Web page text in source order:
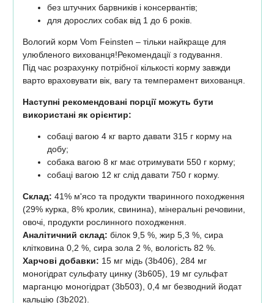
без штучних барвників і консервантів;
для дорослих собак від 1 до 6 років.
Вологий корм Vom Feinsten – тільки найкраще для
улюбленого вихованця!Рекомендації з годування.
Під час розрахунку потрібної кількості корму завжди
варто враховувати вік, вагу та темперамент вихованця.
Наступні рекомендовані порції можуть бути
використані як орієнтир:
собаці вагою 4 кг варто давати 315 г корму на
добу;
собака вагою 8 кг має отримувати 550 г корму;
собаці вагою 12 кг слід давати 750 г корму.
Склад: 41% м'ясо та продукти тваринного походження
(29% курка, 8% кролик, свинина), мінеральні речовини,
овочі, продукти рослинного походження.
Аналітичний склад: білок 9,5 %, жир 5,3 %, сира
клітковина 0,2 %, сира зола 2 %, вологість 82 %.
Харчові добавки: 15 мг мідь (3b406), 284 мг
моногідрат сульфату цинку (3b605), 19 мг сульфат
марганцю моногідрат (3b503), 0,4 мг безводний йодат
кальцію (3b202).